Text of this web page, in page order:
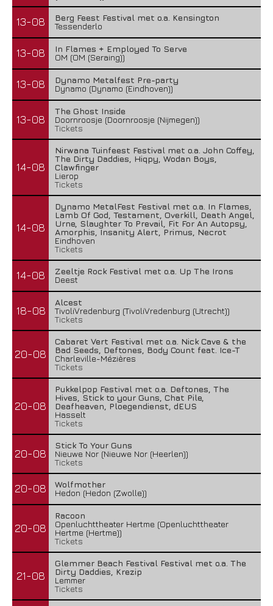
13-08
Berg Feest Festival met o.a. Kensington
Tessenderlo
13-08
In Flames + Employed To Serve
OM (OM (Seraing))
13-08
Dynamo Metalfest Pre-party
Dynamo (Dynamo (Eindhoven))
13-08
The Ghost Inside
Doornroosje (Doornroosje (Nijmegen))
Tickets
14-08
Nirwana Tuinfeest Festival met o.a. John Coffey,
The Dirty Daddies, Hiqpy, Wodan Boys,
Clawfinger
Lierop
Tickets
14-08
Dynamo MetalFest Festival met o.a. In Flames,
Lamb Of God, Testament, Overkill, Death Angel,
Urne, Slaughter To Prevail, Fit For An Autopsy,
Amorphis, Insanity Alert, Primus, Necrot
Eindhoven
Tickets
14-08
Zeeltje Rock Festival met o.a. Up The Irons
Deest
18-08
Alcest
TivoliVredenburg (TivoliVredenburg (Utrecht))
Tickets
20-08
Cabaret Vert Festival met o.a. Nick Cave & the
Bad Seeds, Deftones, Body Count feat. Ice-T
Charleville-Mézières
Tickets
20-08
Pukkelpop Festival met o.a. Deftones, The
Hives, Stick to your Guns, Chat Pile,
Deafheaven, Ploegendienst, dEUS
Hasselt
Tickets
20-08
Stick To Your Guns
Nieuwe Nor (Nieuwe Nor (Heerlen))
Tickets
20-08
Wolfmother
Hedon (Hedon (Zwolle))
20-08
Racoon
Openluchttheater Hertme (Openluchttheater
Hertme (Hertme))
Tickets
21-08
Glemmer Beach Festival Festival met o.a. The
Dirty Daddies, Krezip
Lemmer
Tickets